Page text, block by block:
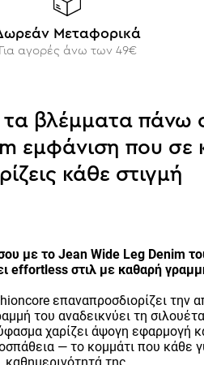
Μεταφορικά
Για αγορές άνω των 49€
βλέμματα πάνω
εμφάνιση που σε
κάθε στιγμή
με το Jean Wide Leg Denim
effortless στιλ με καθαρή
επαναπροσδιορίζει την
του αναδεικνύει τη
χαρίζει άψογη εφαρμογή
— το κομμάτι που κάθε
καθημερινότητά της.